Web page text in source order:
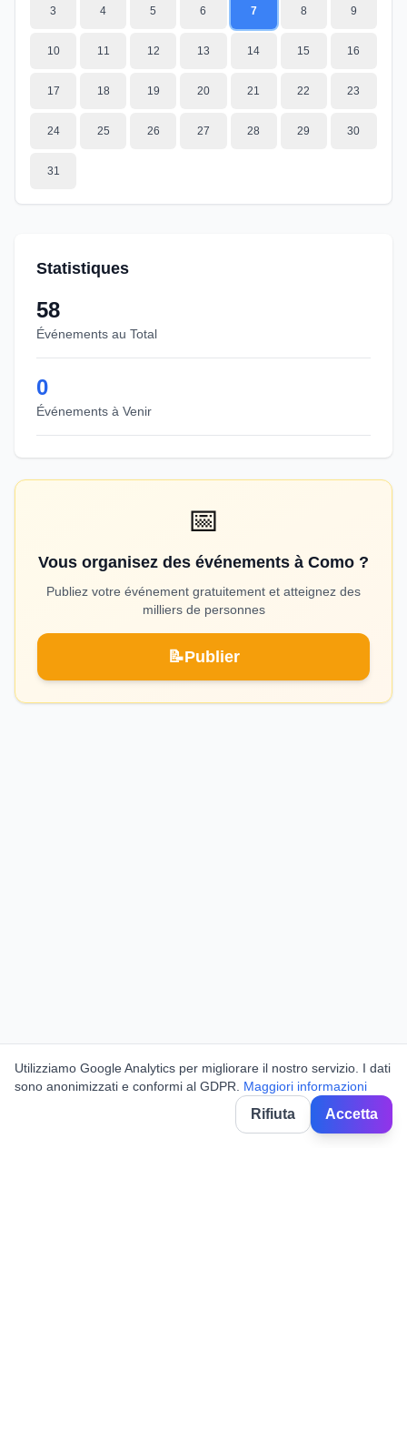
Utilizziamo Google Analytics per migliorare il nostro servizio. I dati
sono anonimizzati e conformi al GDPR.
Maggiori informazioni
Rifiuta Accetta
3 4 5 6 7 8 9
10 11 12 13 14 15 16
17 18 19 20 21 22 23
24 25 26 27 28 29 30
31
Statistiques
58
Événements au Total
0
Événements à Venir
📅
Vous organisez des événements à Como ?
Publiez votre événement gratuitement et atteignez des
milliers de personnes
📝Publier